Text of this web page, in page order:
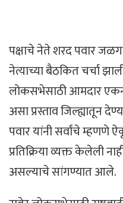
पक्षाचे नेते शरद पवार
नेत्याच्या बैठकित चर्चा
लोकसभेसाठी आमदार
असा प्रस्ताव जिल्ह्यातून
पवार यांनी सर्वांचे म्हणणे
प्रतिक्रिया व्यक्त केलेली
असल्याचे सांगण्यात आले.